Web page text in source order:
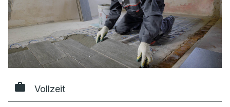
Vollzeit